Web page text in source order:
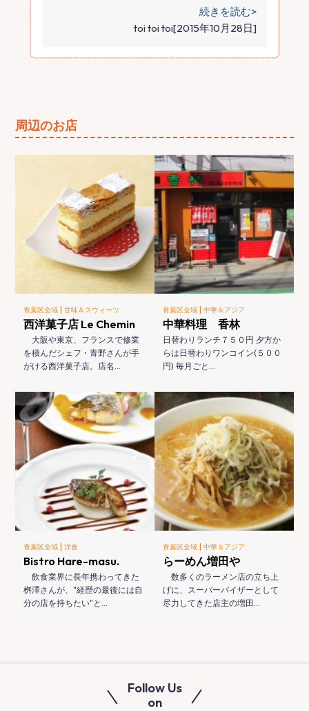
続きを読む>
toi toi toi[2015年10月28日]
周辺のお店
青葉区全域 |甘味＆スウィーツ
西洋菓子店 Le Chemin
大阪や東京、フランスで修業
を積んだシェフ・青野さんが手
がける西洋菓子店。店名…
青葉区全域 | 中華＆アジア
中華料理 香林
日替わりランチ７５０円 夕方か
らは日替わりワンコイン(５００
円) 毎月ごと…
青葉区全域 |洋食
Bistro Hare-masu.
飲食業界に長年携わってきた
桝澤さんが、"経歴の最後には自
分の店を持ちたい"と…
青葉区全域 | 中華＆アジア
らーめん増田や
数多くのラーメン店の立ち上
げに、スーパーバイザーとして
尽力してきた店主の増田…
Follow Us
on